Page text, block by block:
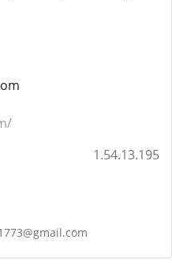
1.54.13.195